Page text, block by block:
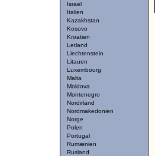
Israel
Italien
Kazakhstan
Kosovo
Kroatien
Letland
Liechtenstein
Litauen
Luxembourg
Malta
Moldova
Montenegro
Nordirland
Nordmakedonien
Norge
Polen
Portugal
Rumænien
Rusland